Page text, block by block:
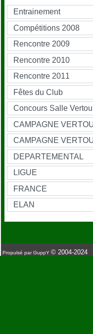
Propulsé par GuppY © 2004-2024